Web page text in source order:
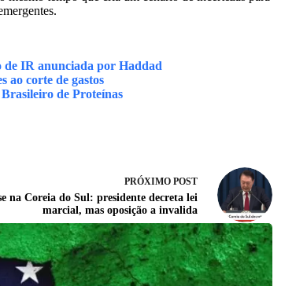
de IR anunciada por Haddad
ao corte de gastos
de Proteínas
PRÓXIMO POST
na Coreia do Sul: presidente decreta lei
marcial, mas oposição a invalida